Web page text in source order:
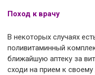
Поход к врачу
В некоторых случаях
поливитаминный
ближайшую аптеку за
сходи на прием к